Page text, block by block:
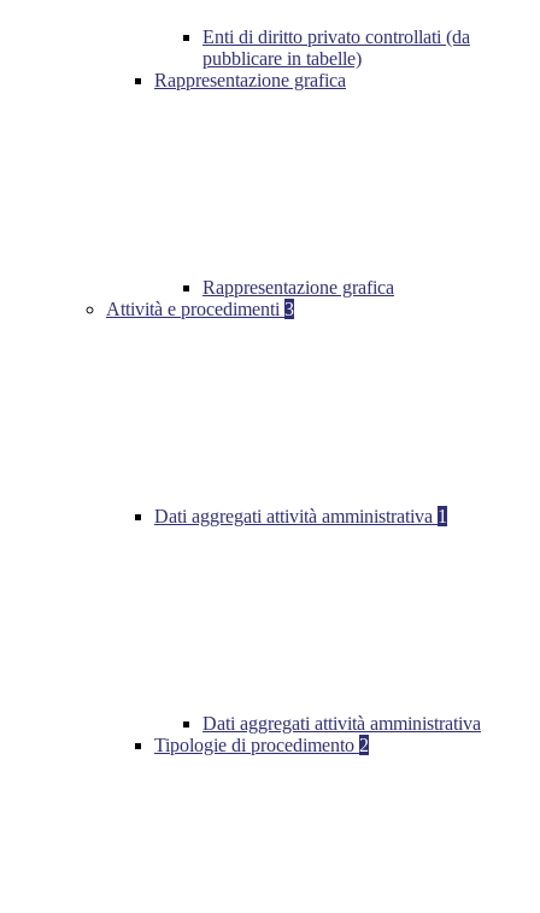
Enti di diritto privato controllati (da
pubblicare in tabelle)
Rappresentazione grafica
Rappresentazione grafica
Attività e procedimenti 3
Dati aggregati attività amministrativa 1
Dati aggregati attività amministrativa
Tipologie di procedimento 2